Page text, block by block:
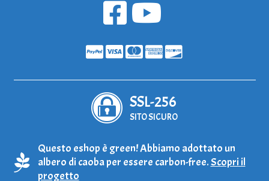
SSL-256
SITO SICURO
Questo eshop è green! Abbiamo adottato un
albero di caoba per essere carbon-free.Scopri il
progetto